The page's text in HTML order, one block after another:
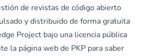
de revistas de código abierto
y distribuido de forma gratuita
Project bajo una licencia pública
la página web de PKP para saber